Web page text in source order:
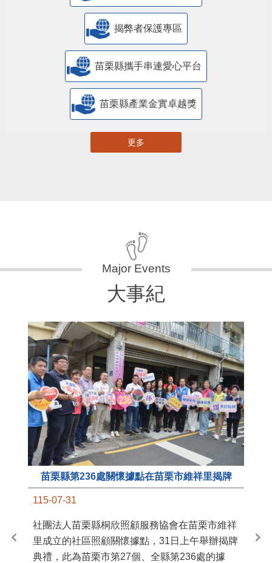
揭弊者保護專區
苗栗縣攜手串連愛心平台
苗栗縣產業金實卓越獎
更多
大事紀
苗栗縣第236處關懷據點在苗栗市維祥里揭牌
115-07-31
社團法人苗栗縣桐欣照顧服務協會在苗栗市維祥
里成立的社區照顧關懷據點，31日上午舉辦揭牌
典禮，此為苗栗市第27個、全縣第236處的據
苗